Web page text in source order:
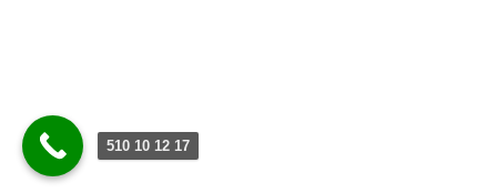
510 10 12 17